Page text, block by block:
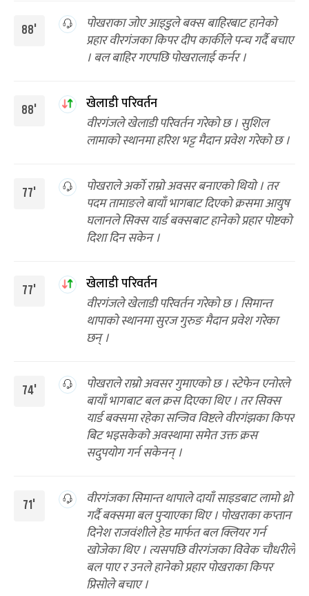
88'
पोखराका जोए आइडुले बक्स बाहिरबाट हानेको
प्रहार वीरगंजका किपर दीप कार्कीले पन्च गर्दै बचाए
। बल बाहिर गएपछि पोखरालाई कर्नर ।
88'
खेलाडी परिवर्तन
वीरगंजले खेलाडी परिवर्तन गरेको छ । सुशिल
लामाको स्थानमा हरिश भट्ट मैदान प्रवेश गरेको छ ।
77'
पोखराले अर्को राम्रो अवसर बनाएको थियो । तर
पदम तामाङले बायाँ भागबाट दिएको क्रसमा आयुष
घलानले सिक्स यार्ड बक्सबाट हानेको प्रहार पोष्टको
दिशा दिन सकेन ।
77'
खेलाडी परिवर्तन
वीरगंजले खेलाडी परिवर्तन गरेको छ । सिमान्त
थापाको स्थानमा सुरज गुरुङ मैदान प्रवेश गरेका
छन् ।
74'
पोखराले राम्रो अवसर गुमाएको छ । स्टेफेन एनोरले
बायाँ भागबाट बल क्रस दिएका थिए । तर सिक्स
यार्ड बक्समा रहेका सन्जिव विष्टले वीरगंझका किपर
बिट भइसकेको अवस्थामा समेत उक्त क्रस
सदुपयोग गर्न सकेनन् ।
71'
वीरगंजका सिमान्त थापाले दायाँ साइडबाट लामो थ्रो
गर्दै बक्समा बल पुर्‍याएका थिए । पोखराका कप्तान
दिनेश राजवंशीले हेड मार्फत बल क्लियर गर्न
खोजेका थिए । त्यसपछि वीरगंजका विवेक चौधरीले
बल पाए र उनले हानेको प्रहार पोखराका किपर
प्रिसोले बचाए ।